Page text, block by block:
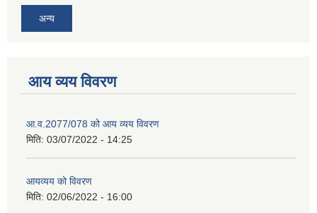
अन्य
आय व्यय विवरण
आ.व.2077/078 को आय व्यय विवरण
मिति: 03/07/2022 - 14:25
आयव्यय को विवरण
मिति: 02/06/2022 - 16:00